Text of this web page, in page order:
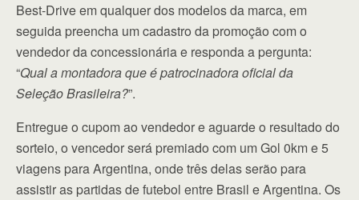
Best-Drive em qualquer dos modelos da marca, em
seguida preencha um cadastro da promoção com o
vendedor da concessionária e responda a pergunta:
“Qual a montadora que é patrocinadora oficial da
Seleção Brasileira?”.
Entregue o cupom ao vendedor e aguarde o resultado do
sorteio, o vencedor será premiado com um Gol 0km e 5
viagens para Argentina, onde três delas serão para
assistir as partidas de futebol entre Brasil e Argentina. Os